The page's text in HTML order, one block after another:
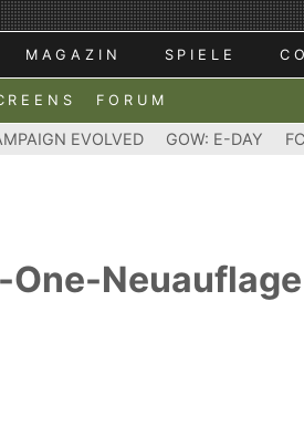
MAGAZIN SPIELE
FORUM
EVOLVED GOW: E-DAY
One-